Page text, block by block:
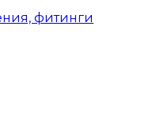
фитинги